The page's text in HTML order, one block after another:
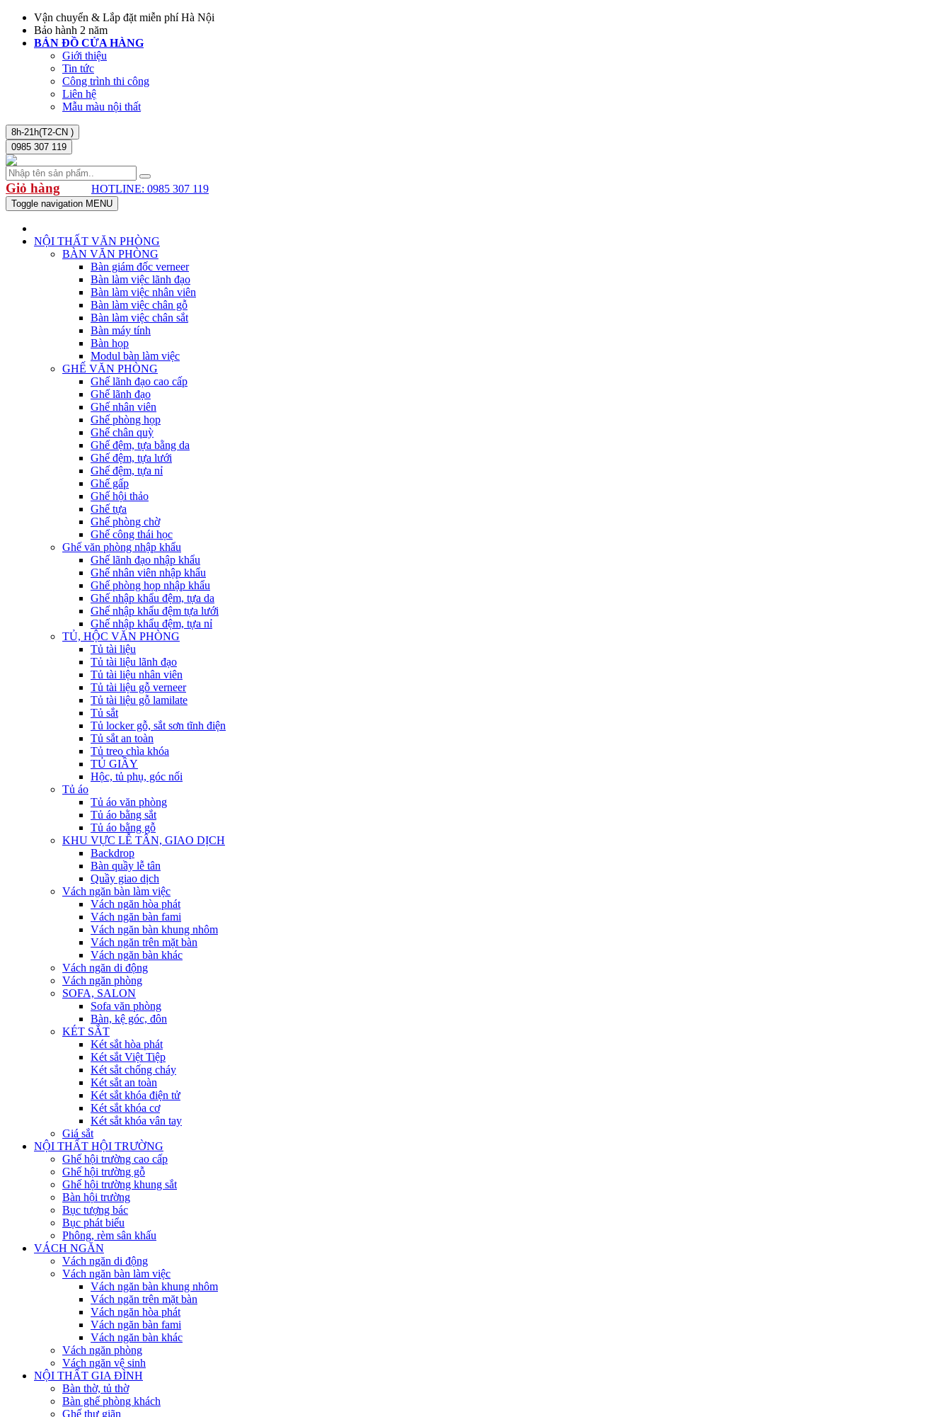
Vận chuyển & Lắp đặt miễn phí Hà Nội
Bảo hành 2 năm
BẢN ĐỒ CỬA HÀNG
Giới thiệu
Tin tức
Công trình thi công
Liên hệ
Mẫu màu nội thất
8h-21h(T2-CN )
0985 307 119
Giỏ hàng HOTLINE: 0985 307 119
Toggle navigation MENU
NỘI THẤT VĂN PHÒNG
BÀN VĂN PHÒNG
Bàn giám đốc verneer
Bàn làm việc lãnh đạo
Bàn làm việc nhân viên
Bàn làm việc chân gỗ
Bàn làm việc chân sắt
Bàn máy tính
Bàn họp
Modul bàn làm việc
GHẾ VĂN PHÒNG
Ghế lãnh đạo cao cấp
Ghế lãnh đạo
Ghế nhân viên
Ghế phòng họp
Ghế chân quỳ
Ghế đệm, tựa bằng da
Ghế đệm, tựa lưới
Ghế đệm, tựa nỉ
Ghế gấp
Ghế hội thảo
Ghế tựa
Ghế phòng chờ
Ghế công thái học
Ghế văn phòng nhập khẩu
Ghế lãnh đạo nhập khẩu
Ghế nhân viên nhập khẩu
Ghế phòng họp nhập khẩu
Ghế nhập khẩu đệm, tựa da
Ghế nhập khẩu đệm tựa lưới
Ghế nhập khẩu đệm, tựa nỉ
TỦ, HỘC VĂN PHÒNG
Tủ tài liệu
Tủ tài liệu lãnh đạo
Tủ tài liệu nhân viên
Tủ tài liệu gỗ verneer
Tủ tài liệu gỗ lamilate
Tủ sắt
Tủ locker gỗ, sắt sơn tĩnh điện
Tủ sắt an toàn
Tủ treo chìa khóa
TỦ GIẦY
Hộc, tủ phụ, góc nối
Tủ áo
Tủ áo văn phòng
Tủ áo bằng sắt
Tủ áo bằng gỗ
KHU VỰC LỄ TÂN, GIAO DỊCH
Backdrop
Bàn quầy lễ tân
Quầy giao dịch
Vách ngăn bàn làm việc
Vách ngăn hòa phát
Vách ngăn bàn fami
Vách ngăn bàn khung nhôm
Vách ngăn trên mặt bàn
Vách ngăn bàn khác
Vách ngăn di động
Vách ngăn phòng
SOFA, SALON
Sofa văn phòng
Bàn, kệ góc, đôn
KÉT SẮT
Két sắt hòa phát
Két sắt Việt Tiệp
Két sắt chống cháy
Két sắt an toàn
Két sắt khóa điện tử
Két sắt khóa cơ
Két sắt khóa vân tay
Giá sắt
NỘI THẤT HỘI TRƯỜNG
Ghế hội trường cao cấp
Ghế hội trường gỗ
Ghế hội trường khung sắt
Bàn hội trường
Bục tượng bác
Bục phát biểu
Phông, rèm sân khấu
VÁCH NGĂN
Vách ngăn di động
Vách ngăn bàn làm việc
Vách ngăn bàn khung nhôm
Vách ngăn trên mặt bàn
Vách ngăn hòa phát
Vách ngăn bàn fami
Vách ngăn bàn khác
Vách ngăn phòng
Vách ngăn vệ sinh
NỘI THẤT GIA ĐÌNH
Bàn thờ, tủ thờ
Bàn ghế phòng khách
Ghế thư giãn